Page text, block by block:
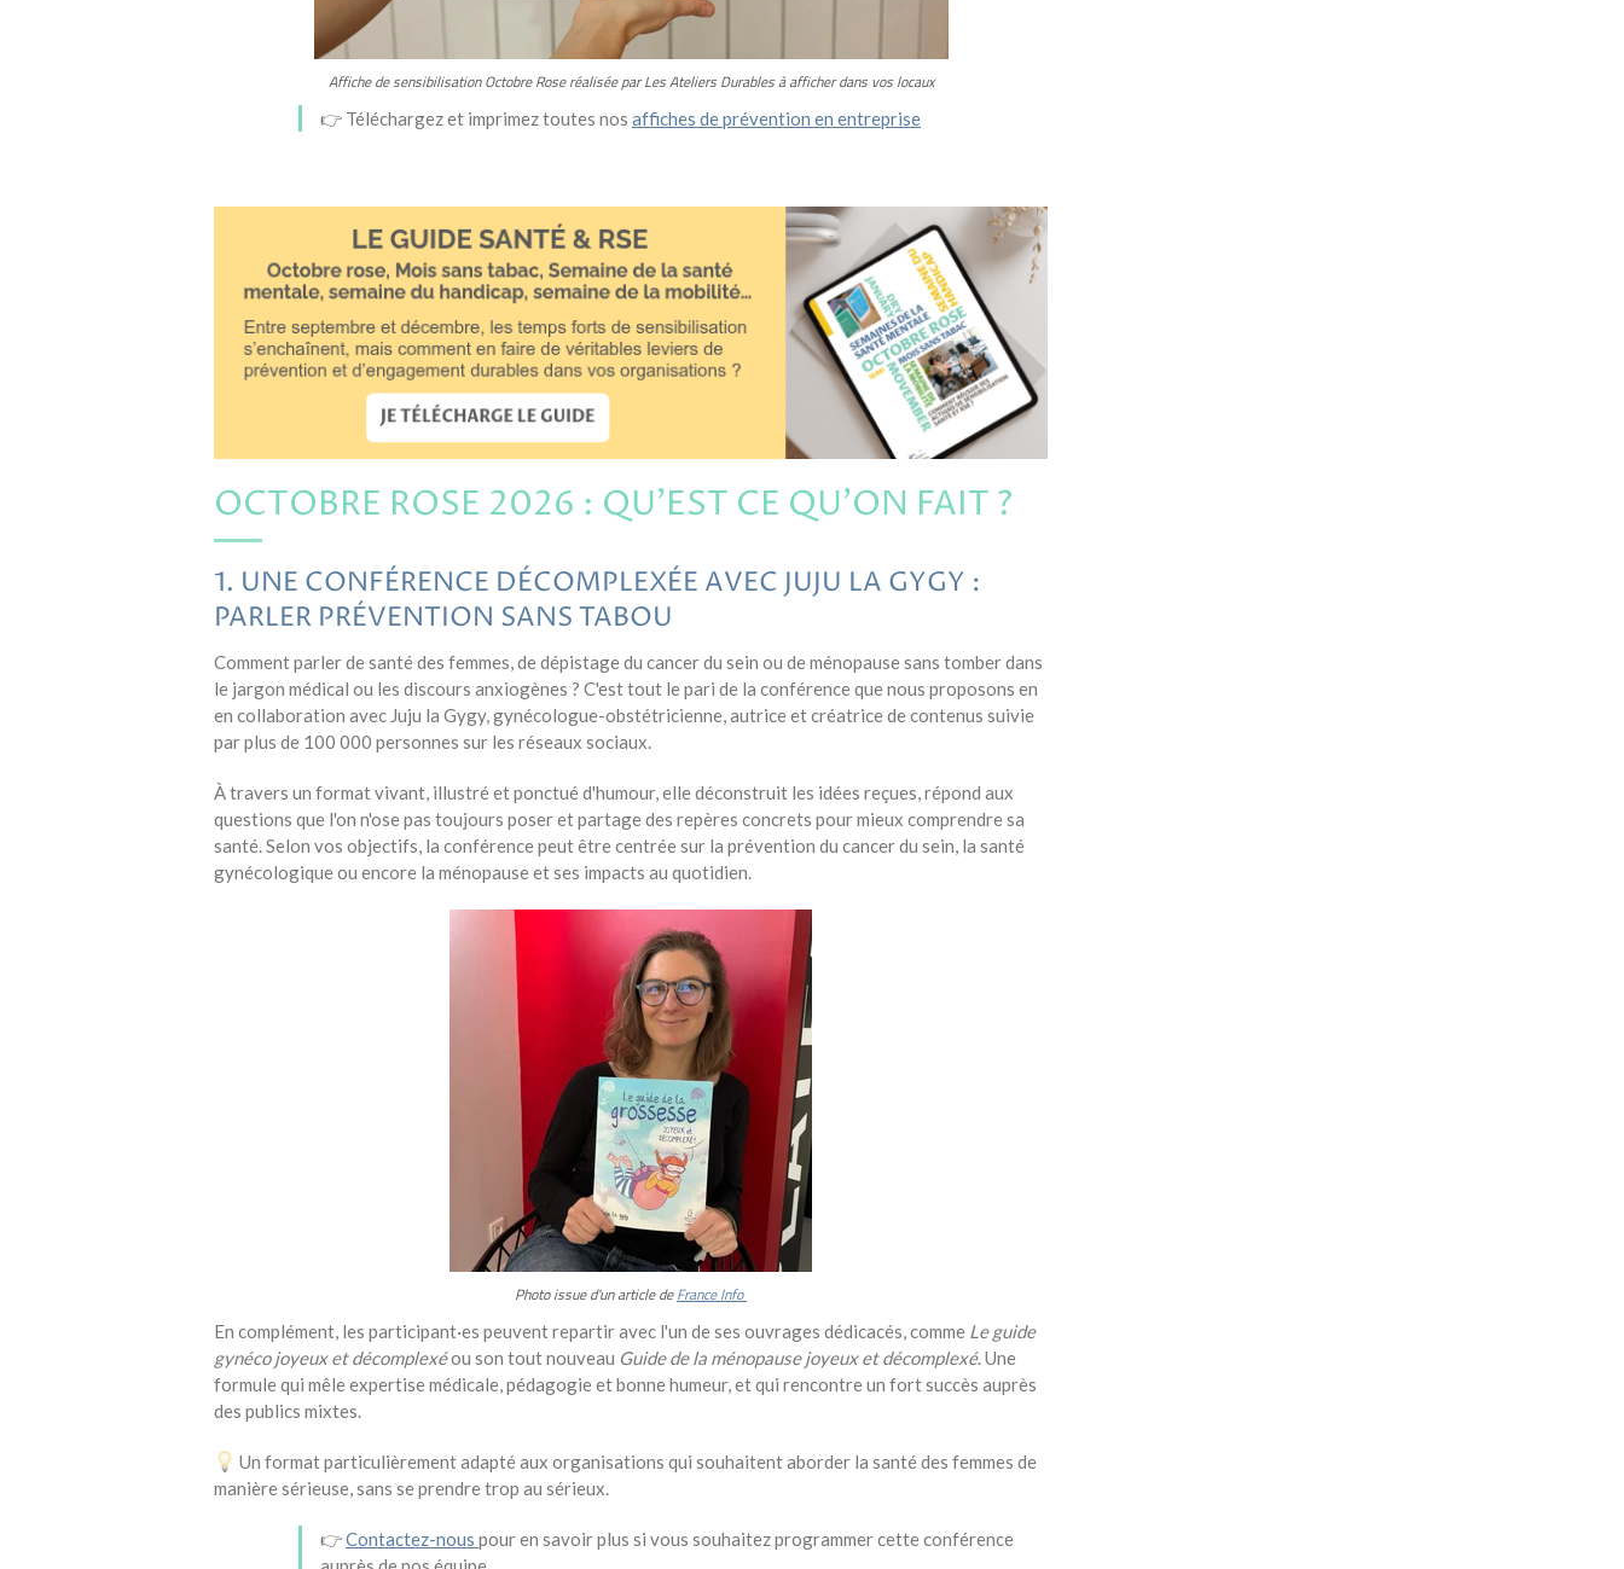
Affiche de sensibilisation Octobre Rose réalisée par Les Ateliers Durables à afficher dans vos locaux
👉 Téléchargez et imprimez toutes nos affiches de prévention en entreprise
OCTOBRE ROSE 2026 : QU'EST CE QU'ON FAIT ?
1. UNE CONFÉRENCE DÉCOMPLEXÉE AVEC JUJU LA GYGY :
PARLER PRÉVENTION SANS TABOU
Comment parler de santé des femmes, de dépistage du cancer du sein ou de ménopause sans tomber dans
le jargon médical ou les discours anxiogènes ? C'est tout le pari de la conférence que nous proposons en
en collaboration avec Juju la Gygy, gynécologue-obstétricienne, autrice et créatrice de contenus suivie
par plus de 100 000 personnes sur les réseaux sociaux.
À travers un format vivant, illustré et ponctué d'humour, elle déconstruit les idées reçues, répond aux
questions que l'on n'ose pas toujours poser et partage des repères concrets pour mieux comprendre sa
santé. Selon vos objectifs, la conférence peut être centrée sur la prévention du cancer du sein, la santé
gynécologique ou encore la ménopause et ses impacts au quotidien.
Photo issue d'un article deFrance Info
En complément, les participant·es peuvent repartir avec l'un de ses ouvrages dédicacés, comme Le guide
gynéco joyeux et décomplexéou son tout nouveau Guide de la ménopause joyeux et décomplexé. Une
formule qui mêle expertise médicale, pédagogie et bonne humeur, et qui rencontre un fort succès auprès
des publics mixtes.
Un format particulièrement adapté aux organisations qui souhaitent aborder la santé des femmes de
manière sérieuse, sans se prendre trop au sérieux.
👉Contactez-nous pour en savoir plus si vous souhaitez programmer cette conférence